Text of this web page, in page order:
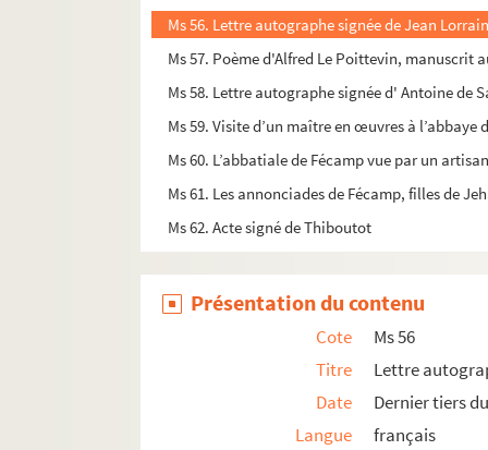
Ms 56. Lettre autographe signée de Jean
Ms 57. Poème d'Alfred Le Poittevin, manuscrit
Ms 58. Lettre autographe signée d' Antoine de
Ms 59. Visite d’un maître en œuvres à l’abbaye
Ms 60. L’abbatiale de Fécamp vue par un
Ms 61. Les annonciades de Fécamp, filles de
Ms 62. Acte signé de Thiboutot
Présentation du contenu
Cote
Ms 56
Titre
Lettre
Date
Dernier tiers
Langue
français